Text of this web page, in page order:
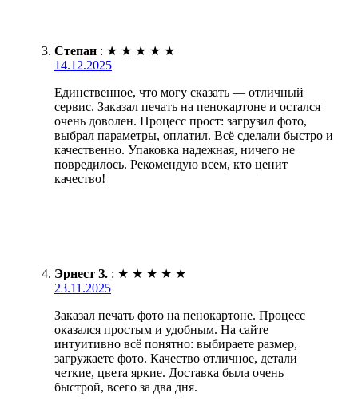
Степан : ★ ★ ★ ★ ★
14.12.2025
Единственное, что могу сказать — отличный
сервис. Заказал печать на пенокартоне и остался
очень доволен. Процесс прост: загрузил фото,
выбрал параметры, оплатил. Всё сделали быстро и
качественно. Упаковка надежная, ничего не
повредилось. Рекомендую всем, кто ценит
качество!
Эрнест З. : ★ ★ ★ ★ ★
23.11.2025
Заказал печать фото на пенокартоне. Процесс
оказался простым и удобным. На сайте
интуитивно всё понятно: выбираете размер,
загружаете фото. Качество отличное, детали
четкие, цвета яркие. Доставка была очень
быстрой, всего за два дня.